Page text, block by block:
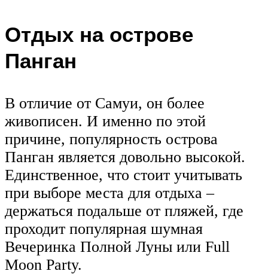
Отдых на острове
Панган
В отличие от Самуи, он более
живописен. И именно по этой
причине, популярность острова
Панган является довольно высокой.
Единственное, что стоит учитывать
при выборе места для отдыха –
держаться подальше от пляжей, где
проходит популярная шумная
Вечеринка Полной Луны или Full
Moon Party.